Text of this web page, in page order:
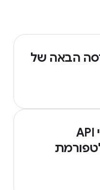
הבאה של
התנסות בממשקי API